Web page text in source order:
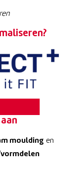
moulding en